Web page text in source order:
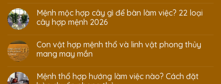
Mệnh mộc hợp cây gì để bàn làm việc? 22 loại
cây hợp mệnh 2026
Con vật hợp mệnh thổ và linh vật phong thủy
mang may mắn
Mệnh thổ hợp hướng làm việc nào? Cách đặt